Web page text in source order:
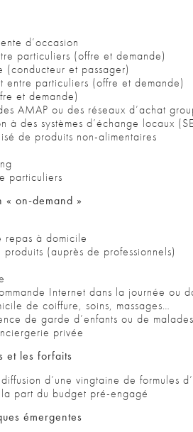
d’occasion
particuliers (offre et demande)
(conducteur et passager)
entre particuliers (offre et demande)
et demande)
AMAP ou des réseaux d’achat
à des systèmes d’échange locaux
de produits non-alimentaires
particuliers
« on-demand »
repas à domicile
(auprès de professionnels)
Internet dans la journée ou
de coiffure, soins, massages…
de garde d’enfants ou de malades
privée
et les forfaits
d’une vingtaine de formules
part du budget pré-engagé
émergentes